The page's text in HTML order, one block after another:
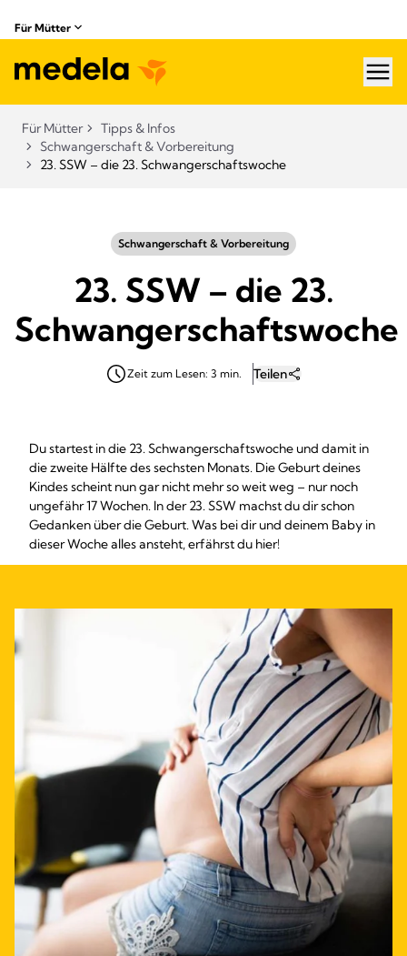
Für Mütter
Für Mütter
Tipps & Infos
Schwangerschaft & Vorbereitung
23. SSW – die 23. Schwangerschaftswoche
Schwangerschaft & Vorbereitung
23. SSW – die 23.
Schwangerschaftswoche
Zeit zum Lesen: 3 min. Teilen
Du startest in die 23. Schwangerschaftswoche und damit in
die zweite Hälfte des sechsten Monats. Die Geburt deines
Kindes scheint nun gar nicht mehr so weit weg – nur noch
ungefähr 17 Wochen. In der 23. SSW machst du dir schon
Gedanken über die Geburt. Was bei dir und deinem Baby in
dieser Woche alles ansteht, erfährst du hier!